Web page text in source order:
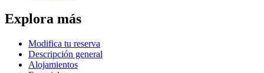
Explora más
Modifica tu reserva
Descripción general
Alojamientos